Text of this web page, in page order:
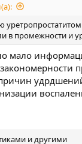
в промежности и
мало
и другими